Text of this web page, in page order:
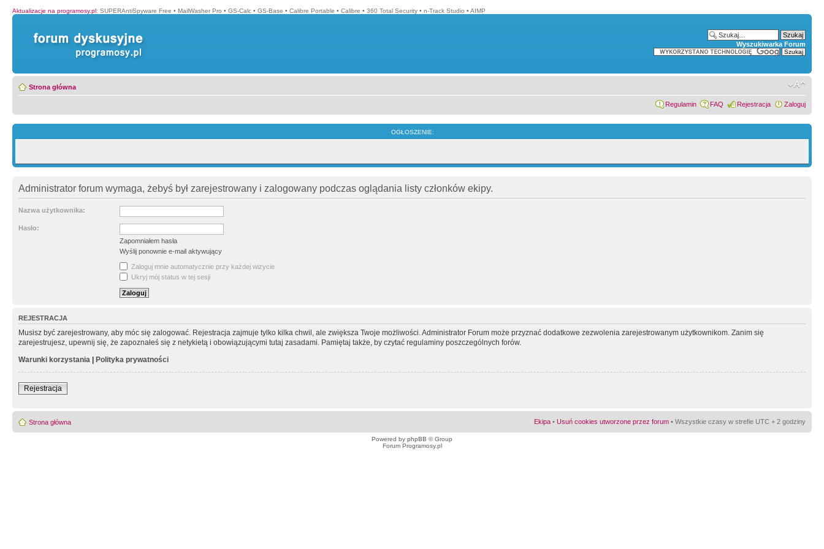
Aktualizacje na programosy.pl: SUPERAntiSpyware Free • MailWasher Pro • GS-Calc • GS-Base • Calibre Portable • Calibre • 360 Total Security • n-Track Studio • AIMP
Wyszukiwarka Forum
Strona główna
Regulamin FAQ Rejestracja Zaloguj
OGŁOSZENIE:
Administrator forum wymaga, żebyś był zarejestrowany i zalogowany podczas oglądania listy członków ekipy.
Nazwa użytkownika:
Hasło:
Zapomniałem hasła
Wyślij ponownie e-mail aktywujący
Zaloguj mnie automatycznie przy każdej wizycie
Ukryj mój status w tej sesji
REJESTRACJA
Musisz być zarejestrowany, aby móc się zalogować. Rejestracja zajmuje tylko kilka chwil, ale zwiększa Twoje możliwości. Administrator Forum może przyznać dodatkowe zezwolenia zarejestrowanym użytkownikom. Zanim się
zarejestrujesz, upewnij się, że zapoznałeś się z netykietą i obowiązującymi tutaj zasadami. Pamiętaj także, by czytać regulaminy poszczególnych forów.
Warunki korzystania | Polityka prywatności
Rejestracja
Strona główna Ekipa • Usuń cookies utworzone przez forum • Wszystkie czasy w strefie UTC + 2 godziny
Powered by phpBB © Group
Forum Programosy.pl